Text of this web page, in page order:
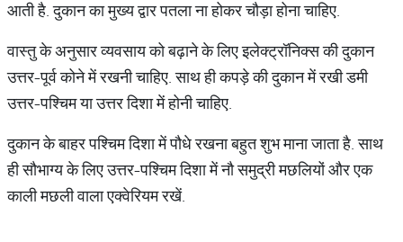
आती है. दुकान का मुख्य द्वार पतला ना होकर चौड़ा होना चाहिए.
वास्तु के अनुसार व्यवसाय को बढ़ाने के लिए इलेक्ट्रॉनिक्स की दुकान
उत्तर-पूर्व कोने में रखनी चाहिए. साथ ही कपड़े की दुकान में रखी डमी
उत्तर-पश्चिम या उत्तर दिशा में होनी चाहिए.
दुकान के बाहर पश्चिम दिशा में पौधे रखना बहुत शुभ माना जाता है. साथ
ही सौभाग्य के लिए उत्तर-पश्चिम दिशा में नौ समुद्री मछलियों और एक
काली मछली वाला एक्वेरियम रखें.